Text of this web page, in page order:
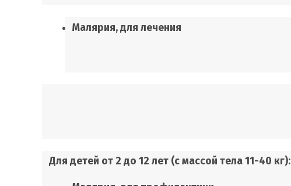
Малярия, для лечения
Для детей от 2 до 12 лет (с массой тела 11-40 кг):